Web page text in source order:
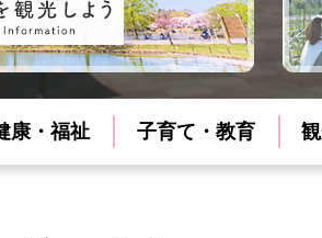
康・福祉 子育て・教育